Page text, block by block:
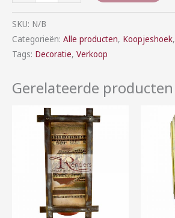
SKU: N/B
Categorieën: Alle producten, Koopjeshoek,
Tags: Decoratie, Verkoop
Gerelateerde producten
Prijsklasse:
€10,00
tot
€40,00